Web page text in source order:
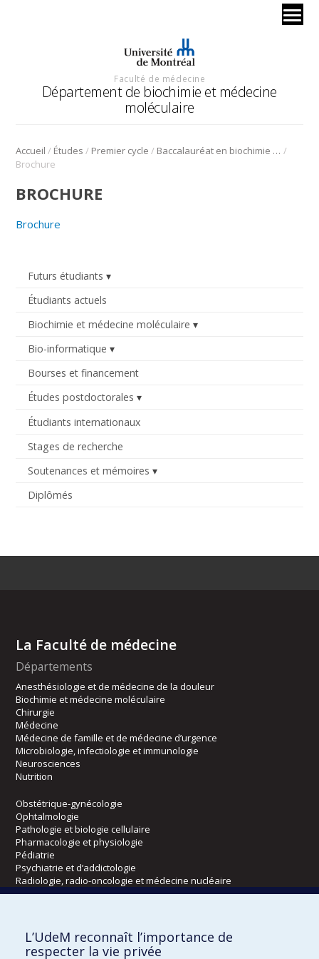
Faculté de médecine
Département de biochimie et médecine
moléculaire
Accueil / Études / Premier cycle / Baccalauréat en biochimie et médecine moléculaire /
Brochure
Futurs étudiants
Étudiants actuels
Biochimie et médecine moléculaire
Bio-informatique
Bourses et financement
Études postdoctorales
Étudiants internationaux
Stages de recherche
Soutenances et mémoires
Diplômés
BROCHURE
Brochure
La Faculté de médecine
Départements
Anesthésiologie et de médecine de la douleur
Biochimie et médecine moléculaire
Chirurgie
Médecine
Médecine de famille et de médecine d’urgence
Microbiologie, infectiologie et immunologie
Neurosciences
Nutrition
Obstétrique-gynécologie
Ophtalmologie
Pathologie et biologie cellulaire
Pharmacologie et physiologie
Pédiatrie
Psychiatrie et d’addictologie
Radiologie, radio-oncologie et médecine nucléaire
Écoles
Kinésiologie et des sciences de l’activité physique
L’UdeM reconnaît l’importance de
respecter la vie privée